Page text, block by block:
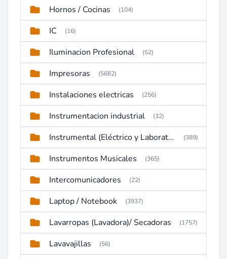
Hornos / Cocinas (104)
IC (16)
Iluminacion Profesional (52)
Impresoras (5682)
Instalaciones electricas (256)
Instrumentacion industrial (32)
Instrumental (Eléctrico y Laboratorio) (389)
Instrumentos Musicales (365)
Intercomunicadores (22)
Laptop / Notebook (3937)
Lavarropas (Lavadora)/ Secadoras (1757)
Lavavajillas (56)